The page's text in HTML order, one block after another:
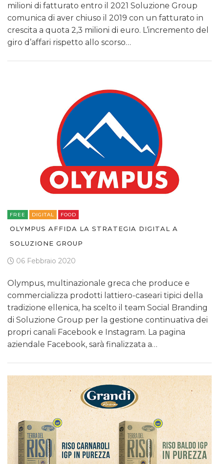
milioni di fatturato entro il 2021 Soluzione Group
comunica di aver chiuso il 2019 con un fatturato in
crescita a quota 2,3 milioni di euro. L’incremento del
giro d’affari rispetto allo scorso…
FREE DIGITAL FOOD
OLYMPUS AFFIDA LA STRATEGIA DIGITAL A
SOLUZIONE GROUP
06 Febbraio 2020
Olympus, multinazionale greca che produce e
commercializza prodotti lattiero-caseari tipici della
tradizione ellenica, ha scelto il team Social Branding
di Soluzione Group per la gestione continuativa dei
propri canali Facebook e Instagram. La pagina
aziendale Facebook, sarà finalizzata a…